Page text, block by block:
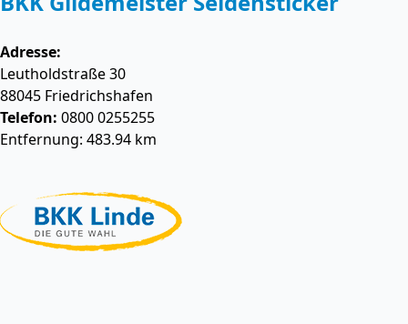
Adresse:
Leutholdstraße 30
88045 Friedrichshafen
Telefon: 0800 0255255
Entfernung: 483.94 km